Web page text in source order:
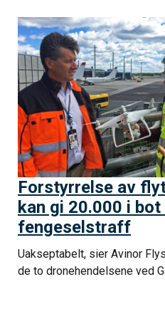
Forstyrrelse av
kan gi 20.000 i
fengeselstraff
Uakseptabelt, sier Avinor
de to dronehendelsene ved